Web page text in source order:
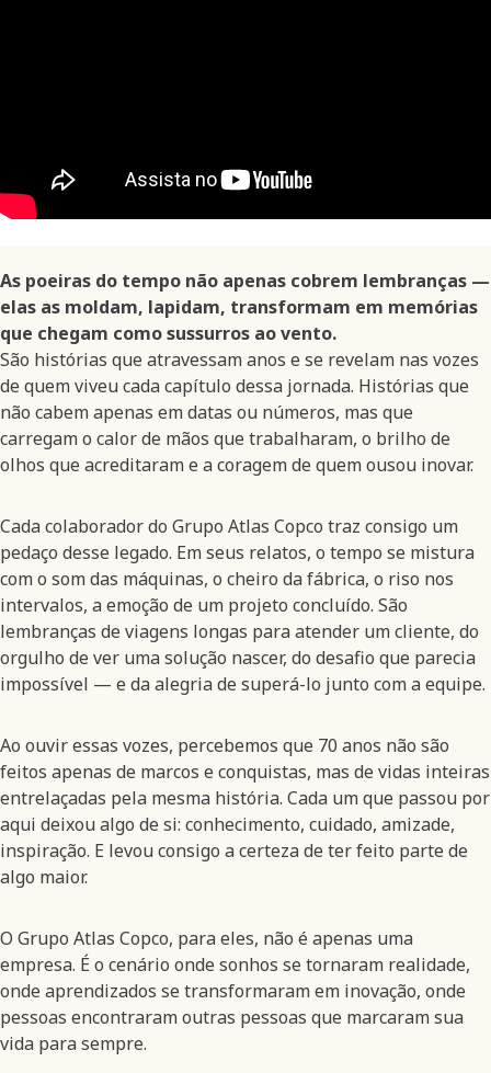
As poeiras do tempo não apenas cobrem lembranças —
elas as moldam, lapidam, transformam em memórias
que chegam como sussurros ao vento.
São histórias que atravessam anos e se revelam nas vozes
de quem viveu cada capítulo dessa jornada. Histórias que
não cabem apenas em datas ou números, mas que
carregam o calor de mãos que trabalharam, o brilho de
olhos que acreditaram e a coragem de quem ousou inovar.
Cada colaborador do Grupo Atlas Copco traz consigo um
pedaço desse legado. Em seus relatos, o tempo se mistura
com o som das máquinas, o cheiro da fábrica, o riso nos
intervalos, a emoção de um projeto concluído. São
lembranças de viagens longas para atender um cliente, do
orgulho de ver uma solução nascer, do desafio que parecia
impossível — e da alegria de superá-lo junto com a equipe.
Ao ouvir essas vozes, percebemos que 70 anos não são
feitos apenas de marcos e conquistas, mas de vidas inteiras
entrelaçadas pela mesma história. Cada um que passou por
aqui deixou algo de si: conhecimento, cuidado, amizade,
inspiração. E levou consigo a certeza de ter feito parte de
algo maior.
O Grupo Atlas Copco, para eles, não é apenas uma
empresa. É o cenário onde sonhos se tornaram realidade,
onde aprendizados se transformaram em inovação, onde
pessoas encontraram outras pessoas que marcaram sua
vida para sempre.